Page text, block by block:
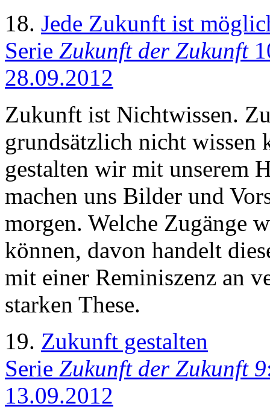
18. Jede Zukunft ist
Serie Zukunft der Zukunft
28.09.2012
Zukunft ist Nichtwissen.
grundsätzlich nicht wissen
gestalten wir mit unserem
machen uns Bilder und
morgen. Welche Zugänge
können, davon handelt
mit einer Reminiszenz an
starken These.
19. Zukunft gestalten
Serie Zukunft der Zukunft 9
13.09.2012